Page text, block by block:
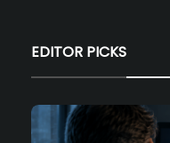
EDITOR PICKS